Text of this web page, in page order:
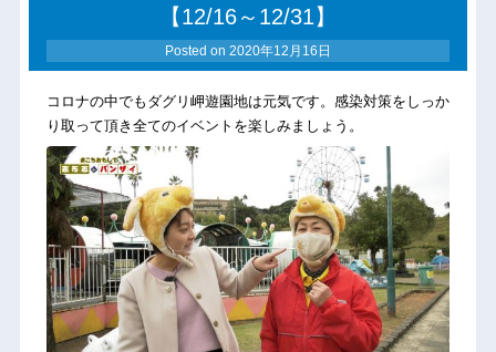
【12/16～12/31】
Posted on 2020年12月16日
コロナの中でもダグリ岬遊園地は元気です。感染対策をしっか
り取って頂き全てのイベントを楽しみましょう。